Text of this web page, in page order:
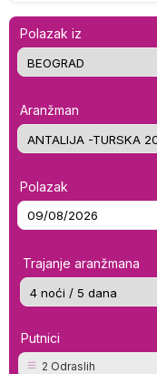
Polazak iz
Aranžman
Polazak
Trajanje aranžmana
Putnici
2 Odraslih